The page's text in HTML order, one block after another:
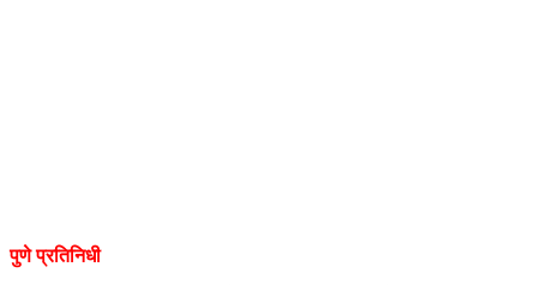
पुणे प्रतिनिधी